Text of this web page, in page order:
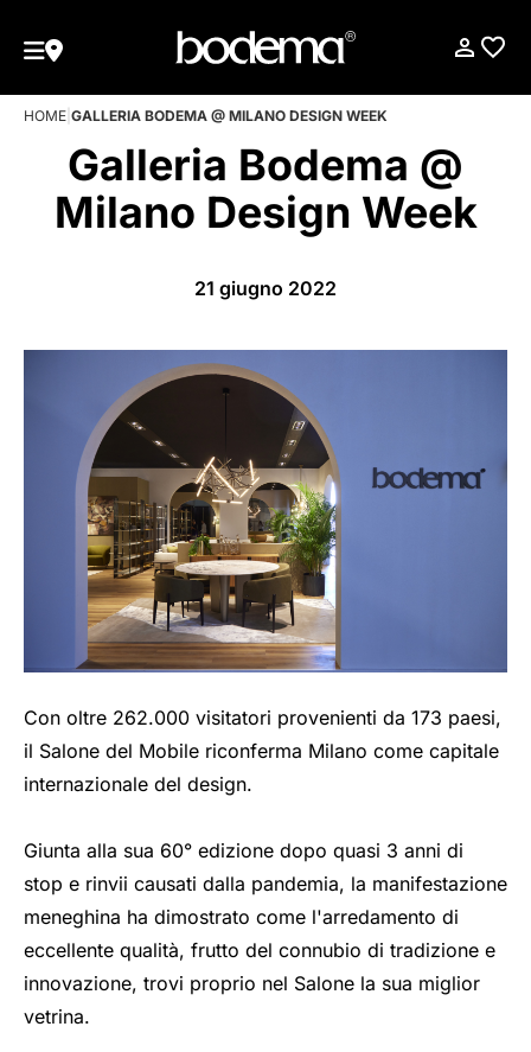
HOME GALLERIA BODEMA @ MILANO DESIGN WEEK
Galleria Bodema @
Milano Design Week
21 giugno 2022
Con oltre 262.000 visitatori provenienti da 173 paesi,
il Salone del Mobile riconferma Milano come capitale
internazionale del design.
Giunta alla sua 60° edizione dopo quasi 3 anni di
stop e rinvii causati dalla pandemia, la manifestazione
meneghina ha dimostrato come l'arredamento di
eccellente qualità, frutto del connubio di tradizione e
innovazione, trovi proprio nel Salone la sua miglior
vetrina.